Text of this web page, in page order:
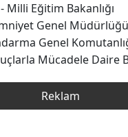
- Milli Eğitim Bakanlığı
Genel Müdürlüğü
Genel
Mücadele Daire
Reklam